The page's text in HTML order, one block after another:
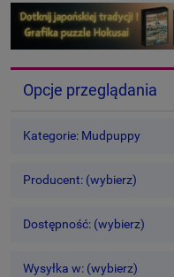
Opcje przeglądania
Kategorie: Mudpuppy
Producent: (wybierz)
Dostępność: (wybierz)
Wysyłka w: (wybierz)